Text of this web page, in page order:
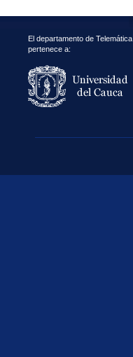
El departamento de Telemática
pertenece a: